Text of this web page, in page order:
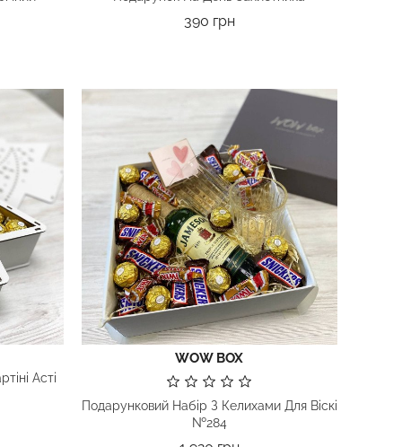
390 грнЦіна
Асті
WOW BOX
Подарунковий Набір З Келихами Для Віскі
№284